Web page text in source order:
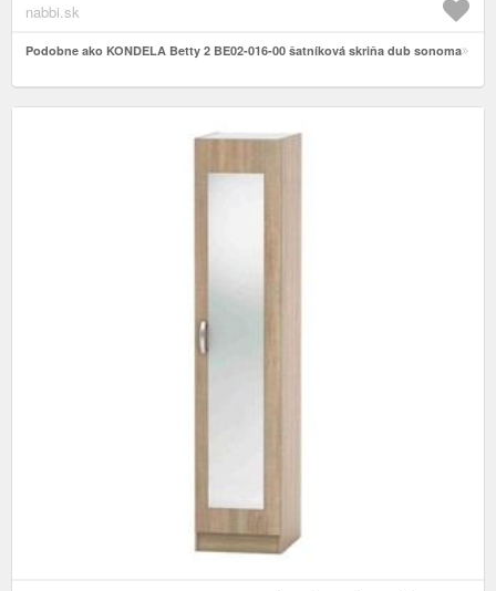
nabbi.sk
Podobne ako KONDELA Betty 2 BE02-016-00 šatníková skriňa dub sonoma